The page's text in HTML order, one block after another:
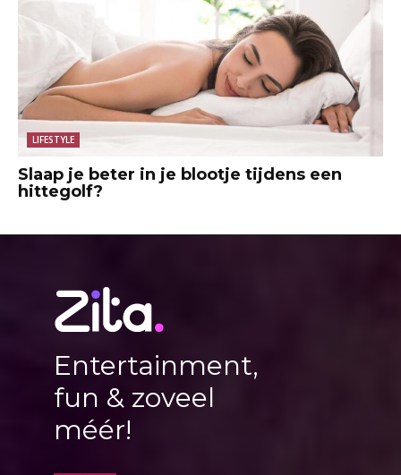
LIFESTYLE
Slaap je beter in je blootje tijdens een
hittegolf?
Entertainment,
fun & zoveel
méér!